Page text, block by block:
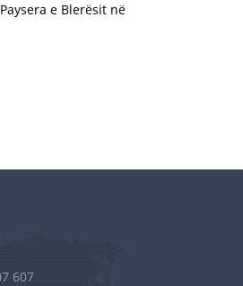
e Blerësit në
607